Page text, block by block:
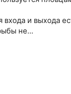
входа и выхода
не...